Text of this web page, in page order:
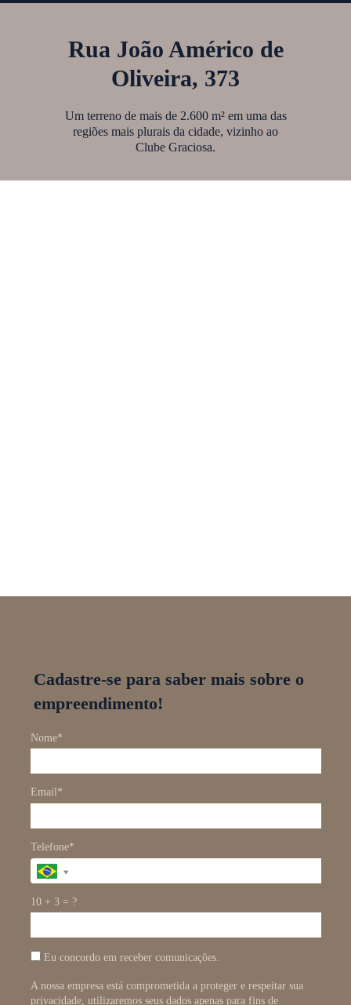
Rua João Américo de
Oliveira, 373
Um terreno de mais de 2.600 m² em uma das
regiões mais plurais da cidade, vizinho ao
Clube Graciosa.
Cadastre-se para saber mais sobre o
empreendimento!
Nome*
Email*
Telefone*
10 + 3 = ?
Eu concordo em receber comunicações.
A nossa empresa está comprometida a proteger e respeitar sua
privacidade, utilizaremos seus dados apenas para fins de